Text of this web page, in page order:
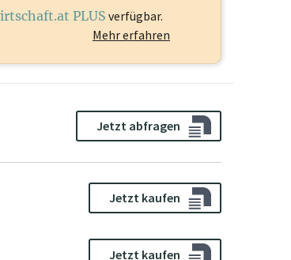
PLUSverfügbar.
Mehr erfahren
Jetzt abfragen
Jetzt kaufen
Jetzt kaufen